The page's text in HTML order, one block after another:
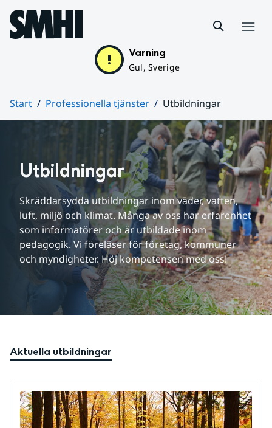
Hoppa till sidans innehåll
Varning
Gul, Sverige
Start Professionella tjänster
Utbildningar
Huvudinnehåll
Utbildningar
Skräddarsydda utbildningar inom väder, vatten,
luft, miljö och klimat. Många av oss har erfarenhet
som informatörer och är utbildade inom
pedagogik. Vi föreläser för företag, kommuner
och myndigheter. Höj kompetensen med oss!
Aktuella utbildningar